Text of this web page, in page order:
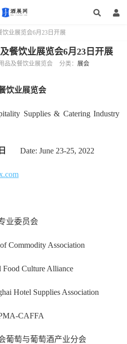
饮业展览会6月23日开展
餐饮业展览会6月23日开展
品及餐饮业展览会 分类： 展会
饮业展览会
Supplies & Catering Industry
日 Date: June 23-25, 2022
业委员会
Commodity Association
Culture Alliance
Hotel Supplies Association
CAFFA
葡萄与葡萄酒产业分会